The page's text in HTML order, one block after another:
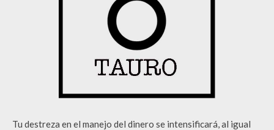
Tu destreza en el manejo del dinero se intensificará, al igual